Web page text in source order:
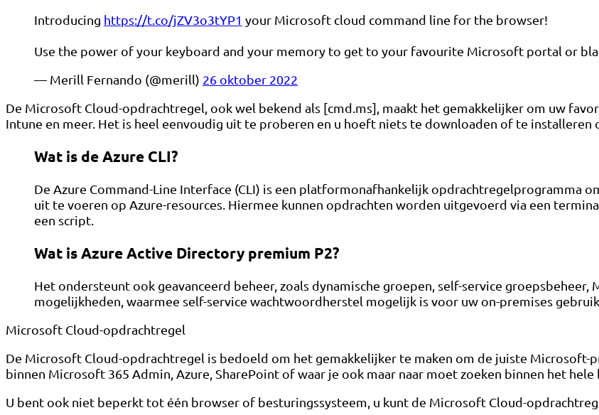
Introducing https://t.co/jZV3o3tYP1 your Microsoft cloud command line for the browser!
Use the power of your keyboard and your memory to get to your favourite Microsoft portal or
— Merill Fernando (@merill) 26 oktober 2022
De Microsoft Cloud-opdrachtregel, ook wel bekend als [cmd.ms], maakt het gemakkelijker om uw
Intune en meer. Het is heel eenvoudig uit te proberen en u hoeft niets te downloaden of te installeren
Wat is de Azure CLI?
De Azure Command-Line Interface (CLI) is een platformonafhankelijk opdrachtregelprogramma
uit te voeren op Azure-resources. Hiermee kunnen opdrachten worden uitgevoerd via een
een script.
Wat is Azure Active Directory premium P2?
Het ondersteunt ook geavanceerd beheer, zoals dynamische groepen, self-service
mogelijkheden, waarmee self-service wachtwoordherstel mogelijk is voor uw on-premises
Microsoft Cloud-opdrachtregel
De Microsoft Cloud-opdrachtregel is bedoeld om het gemakkelijker te maken om de juiste
binnen Microsoft 365 Admin, Azure, SharePoint of waar je ook maar naar moet zoeken binnen het
U bent ook niet beperkt tot één browser of besturingssysteem, u kunt de Microsoft Cloud-